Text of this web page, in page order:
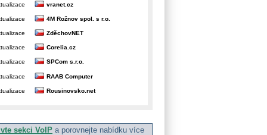
vranet.cz
4M Rožnov spol. s r.o.
ZděchovNET
Corelia.cz
SPCom s.r.o.
RAAB Computer
Rousinovsko.net
sekci VoIP a porovnejte nabídku více